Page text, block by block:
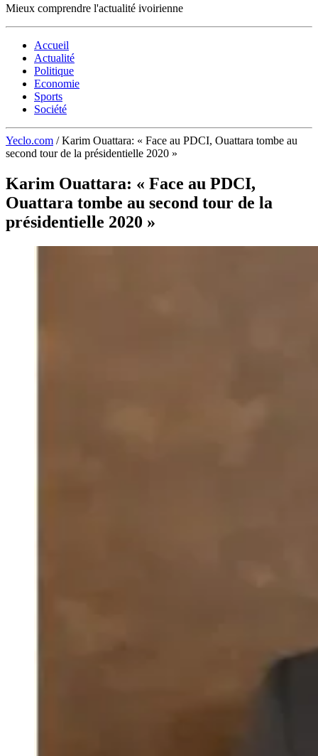
Mieux comprendre l'actualité ivoirienne
Accueil
Actualité
Politique
Economie
Sports
Société
Yeclo.com / Karim Ouattara: « Face au PDCI, Ouattara tombe au
second tour de la présidentielle 2020 »
Karim Ouattara: « Face au PDCI,
Ouattara tombe au second tour de la
présidentielle 2020 »